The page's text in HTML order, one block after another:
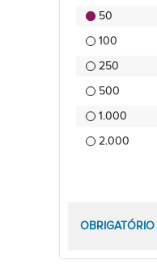
50
100
250
500
1.000
2.000
OBRIGATÓRIO